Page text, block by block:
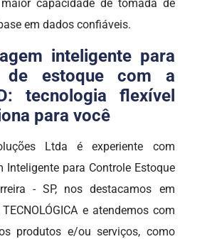
capacidade de tomada de
em dados confiáveis.
inteligente para
de estoque com a
tecnologia flexível
para você
Ltda é experiente com
Inteligente para Controle Estoque
- SP, nos destacamos em
TECNOLÓGICA e atendemos com
produtos e/ou serviços, como